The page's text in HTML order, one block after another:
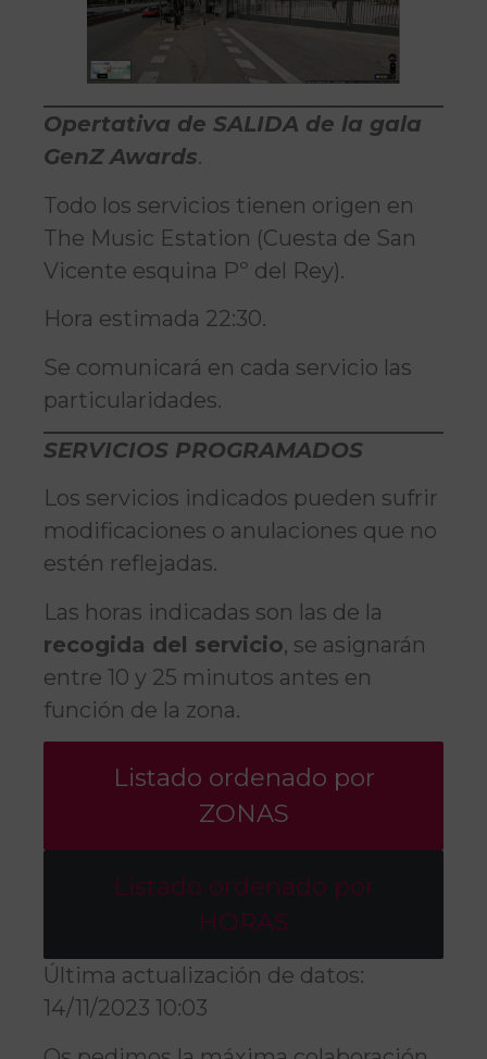
Opertativa de SALIDA de la gala
GenZ Awards.
Todo los servicios tienen origen en
The Music Estation (Cuesta de San
Vicente esquina Pº del Rey).
Hora estimada 22:30.
Se comunicará en cada servicio las
particularidades.
SERVICIOS PROGRAMADOS
Los servicios indicados pueden sufrir
modificaciones o anulaciones que no
estén reflejadas.
Las horas indicadas son las de la
recogida del servicio, se asignarán
entre 10 y 25 minutos antes en
función de la zona.
Listado ordenado por
ZONAS
Listado ordenado por
HORAS
Última actualización de datos:
14/11/2023 10:03